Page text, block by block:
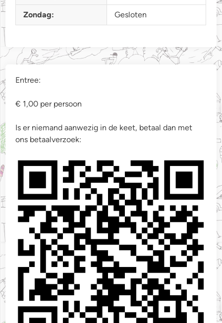
Zondag: Gesloten
Entree:
€ 1,00 per persoon
Is er niemand aanwezig in de keet, betaal dan met
ons betaalverzoek: